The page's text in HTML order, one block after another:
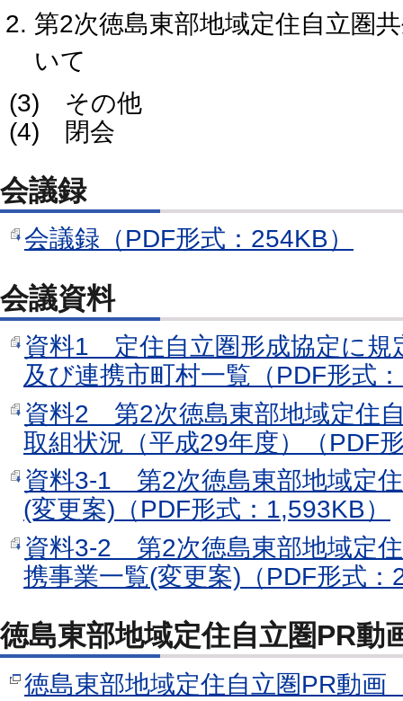
第2次徳島東部地域定住自立圏
いて
(3) その他
(4) 閉会
会議録
会議録（PDF形式：254KB）
会議資料
資料1 定住自立圏形成協定に規
及び連携市町村一覧（PDF形式
資料2 第2次徳島東部地域定住
取組状況（平成29年度）（PDF
資料3-1 第2次徳島東部地域定
(変更案)（PDF形式：1,593KB）
資料3-2 第2次徳島東部地域定
携事業一覧(変更案)（PDF形式：
徳島東部地域定住自立圏PR動
徳島東部地域定住自立圏PR動画